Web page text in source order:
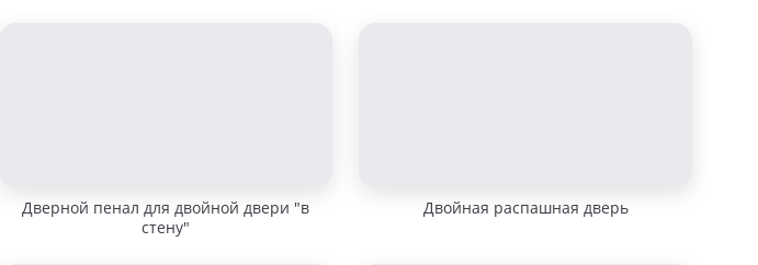
Дверной пенал для двойной двери "в
стену"
Двойная распашная дверь